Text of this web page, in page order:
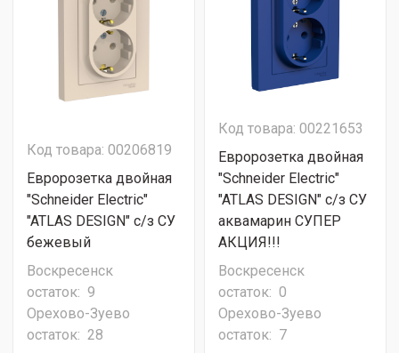
Код товара: 00206819
Евророзетка двойная
"Schneider Electric"
"ATLAS DESIGN" с/з СУ
бежевый
Воскресенск
остаток: 9
Орехово-Зуево
остаток: 28
Код товара: 00221653
Евророзетка двойная
"Schneider Electric"
"ATLAS DESIGN" с/з СУ
аквамарин СУПЕР
АКЦИЯ!!!
Воскресенск
остаток: 0
Орехово-Зуево
остаток: 7